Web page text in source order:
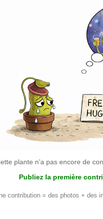
plante n’a pas encore de
Publiez la première
contribution = des photos + des